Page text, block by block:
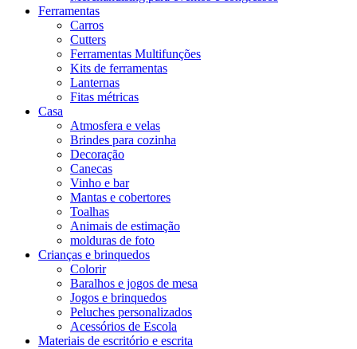
Ferramentas
Carros
Cutters
Ferramentas Multifunções
Kits de ferramentas
Lanternas
Fitas métricas
Casa
Atmosfera e velas
Brindes para cozinha
Decoração
Canecas
Vinho e bar
Mantas e cobertores
Toalhas
Animais de estimação
molduras de foto
Crianças e brinquedos
Colorir
Baralhos e jogos de mesa
Jogos e brinquedos
Peluches personalizados
Acessórios de Escola
Materiais de escritório e escrita